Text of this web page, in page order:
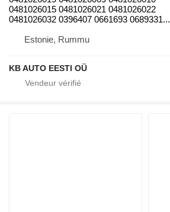
0481026015 0481026021 0481026022
0481026032 0396407 0661693 0689331...
Estonie, Rummu
KB AUTO EESTI OÜ